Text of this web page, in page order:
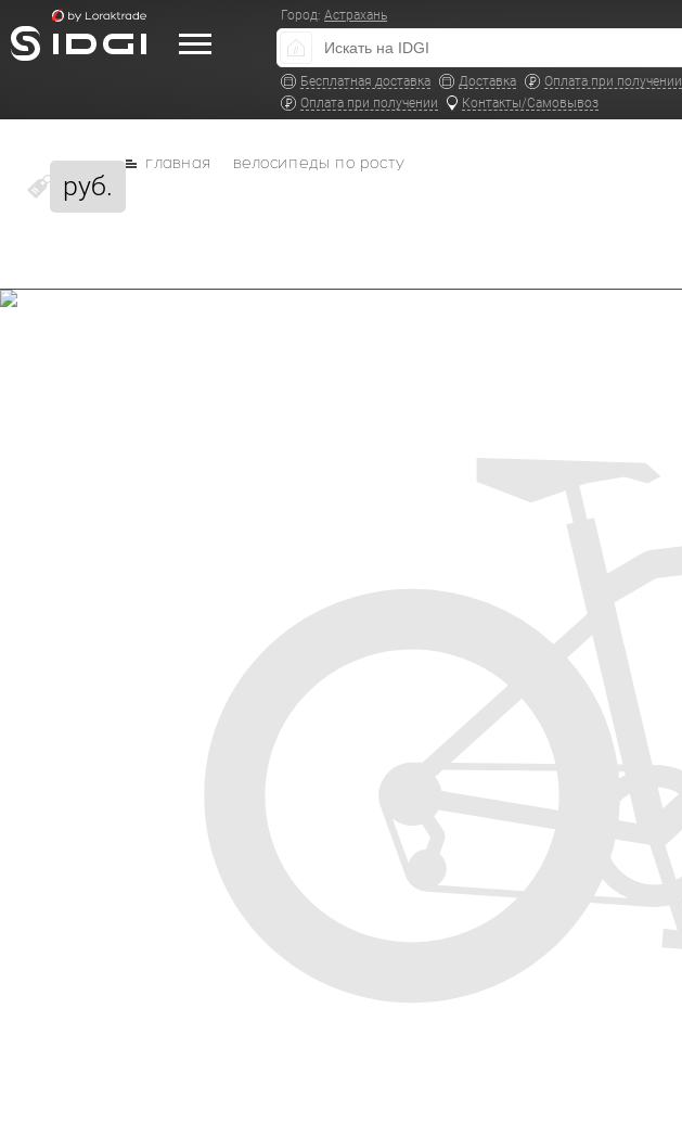
Город: Астрахань
Бесплатная доставка Доставка
Оплата при получении
Оплата при получении
Контакты/Самовывоз
руб.
главная велосипеды по росту